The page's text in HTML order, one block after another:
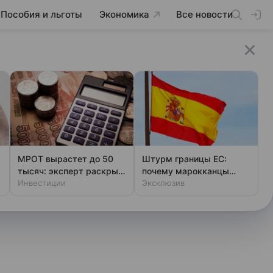
Пособия и льготы Экономика Все новости
МРОТ вырастет до 50
тысяч: эксперт раскрыл
подвох для работников
Инвестиции
Штурм границы ЕС:
почему марокканцы
бегут в Испанию толпами
Эксклюзив